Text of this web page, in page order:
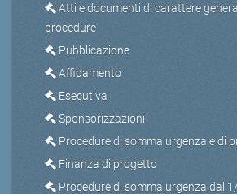
Atti e documenti di carattere
procedure
Pubblicazione
Affidamento
Esecutiva
Sponsorizzazioni
Procedure di somma urgenza e di
Finanza di progetto
Procedure di somma urgenza dal